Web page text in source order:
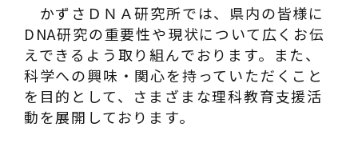
かずさＤＮＡ研究所では、県内の皆様に
DNA研究の重要性や現状について広くお伝
えできるよう取り組んでおります。また、
科学への興味・関心を持っていただくこと
を目的として、さまざまな理科教育支援活
動を展開しております。